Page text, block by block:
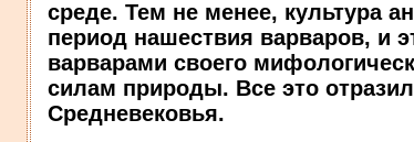
среде. Тем не менее, культура
период нашествия варваров, и
варварами своего
силам природы. Все это
Средневековья.